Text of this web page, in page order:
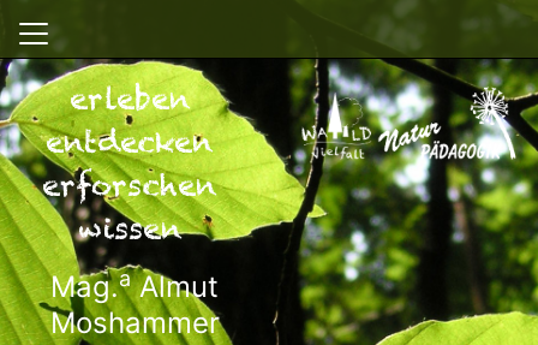
erleben
entdecken
erforschen
wissen
Mag.aAlmut
Moshammer